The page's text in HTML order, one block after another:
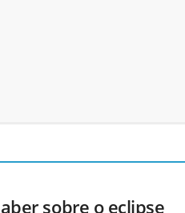
sobre o eclipse